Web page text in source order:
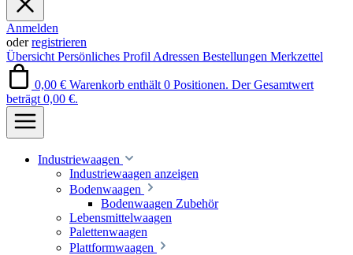
Anmelden
oderregistrieren
Übersicht Persönliches Profil Adressen Bestellungen Merkzettel
0,00 € Warenkorb enthält 0 Positionen. Der Gesamtwert
beträgt 0,00 €.
Industriewaagen
Industriewaagen anzeigen
Bodenwaagen
Bodenwaagen Zubehör
Lebensmittelwaagen
Palettenwaagen
Plattformwaagen